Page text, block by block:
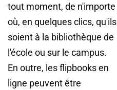
tout moment, de n'importe
où, en quelques clics, qu'ils
soient à la bibliothèque de
l'école ou sur le campus.
En outre, les flipbooks en
ligne peuvent être